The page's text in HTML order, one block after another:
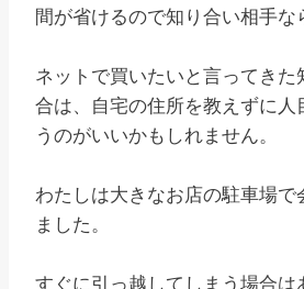
間が省けるので知り合い相手な
ネットで買いたいと言ってきた
合は、自宅の住所を教えずに人
うのがいいかもしれません。
わたしは大きなお店の駐車場で
ました。
すぐに引っ越してしまう場合は